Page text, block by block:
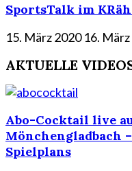
SportsTalk im
15. März 2020 16.
AKTUELLE
Abo-Cocktail live
Mönchengladbach
Spielplans